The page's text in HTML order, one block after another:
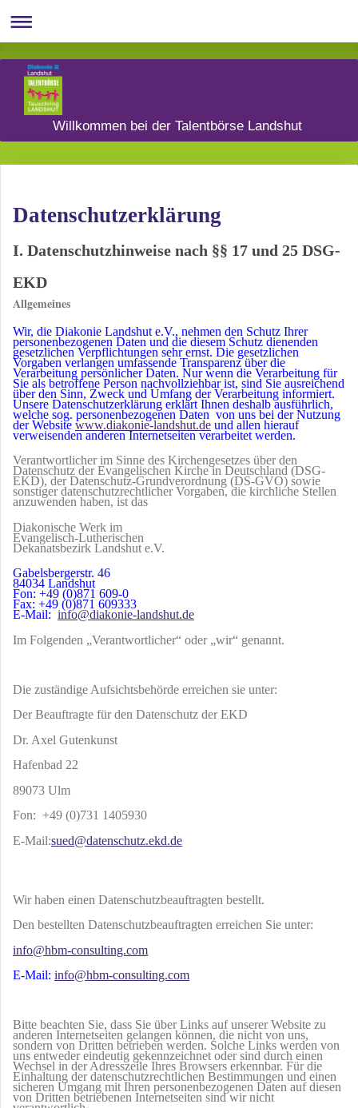
Willkommen bei der Talentbörse Landshut
Datenschutzerklärung
I. Datenschutzhinweise nach §§ 17 und 25 DSG-
EKD
Allgemeines
Wir, die Diakonie Landshut e.V., nehmen den Schutz Ihrer
personenbezogenen Daten und die diesem Schutz dienenden
gesetzlichen Verpflichtungen sehr ernst. Die gesetzlichen
Vorgaben verlangen umfassende Transparenz über die
Verarbeitung persönlicher Daten. Nur wenn die Verarbeitung für
Sie als betroffene Person nachvollziehbar ist, sind Sie ausreichend
über den Sinn, Zweck und Umfang der Verarbeitung informiert.
Unsere Datenschutzerklärung erklärt Ihnen deshalb ausführlich,
welche sog. personenbezogenen Daten von uns bei der Nutzung
der Website www.diakonie-landshut.de und allen hierauf
verweisenden anderen Internetseiten verarbeitet werden.
Verantwortlicher im Sinne des Kirchengesetzes über den
Datenschutz der Evangelischen Kirche in Deutschland (DSG-
EKD), der Datenschutz-Grundverordnung (DS-GVO) sowie
sonstiger datenschutzrechtlicher Vorgaben, die kirchliche Stellen
anzuwenden haben, ist das
Diakonische Werk im
Evangelisch-Lutherischen
Dekanatsbezirk Landshut e.V.
Gabelsbergerstr. 46
84034 Landshut
Fon: +49 (0)871 609-0
Fax: +49 (0)871 609333
E-Mail: info@diakonie-landshut.de
Im Folgenden „Verantwortlicher“ oder „wir“ genannt.
Die zuständige Aufsichtsbehörde erreichen sie unter:
Der Beauftragte für den Datenschutz der EKD
Dr. Axel Gutenkunst
Hafenbad 22
89073 Ulm
Fon: +49 (0)731 1405930
E-Mail:sued@datenschutz.ekd.de
Wir haben einen Datenschutzbeauftragten bestellt.
Den bestellten Datenschutzbeauftragten erreichen Sie unter:
info@hbm-consulting.com
E-Mail: info@hbm-consulting.com
Bitte beachten Sie, dass Sie über Links auf unserer Website zu
anderen Internetseiten gelangen können, die nicht von uns,
sondern von Dritten betrieben werden. Solche Links werden von
uns entweder eindeutig gekennzeichnet oder sind durch einen
Wechsel in der Adresszeile Ihres Browsers erkennbar. Für die
Einhaltung der datenschutzrechtlichen Bestimmungen und einen
sicheren Umgang mit Ihren personenbezogenen Daten auf diesen
von Dritten betriebenen Internetseiten sind wir nicht